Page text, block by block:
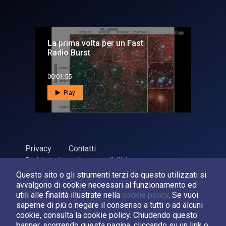
Questo sito o gli strumenti terzi da questo utilizzati si
avvalgono di cookie necessari al funzionamento ed
utili alle finalità illustrate nella cookie policy. Se vuoi
saperne di più o negare il consenso a tutti o ad alcuni
cookie, consulta la cookie policy. Chiudendo questo
La prima volta per un Fast
Radio Burst
00:01:55
Play
Privacy
Contatti
Dichiarazione di accessibilità
ASI Agenzia Spaziale Italiana, 2026. P.Iva 03638121008
Sviluppato daLPM
Seguici su: